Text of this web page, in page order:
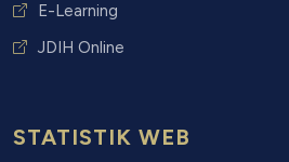
E-Learning
JDIH Online
STATISTIK WEB